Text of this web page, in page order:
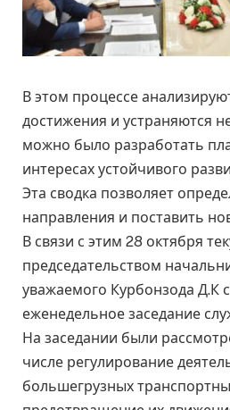
В этом процессе
достижения и устраняются
можно было разработать
интересах устойчивого
Эта сводка позволяет
направления и поставить
В связи с этим 28 октября
председательством
уважаемого Курбонзода Д.К
еженедельное заседание
На заседании были
числе регулирование
большегрузных